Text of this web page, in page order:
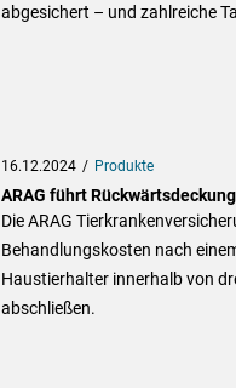
abgesichert – und zahlreiche
16.12.2024 Produkte
ARAG führt
Die ARAG
Behandlungskosten nach
Haustierhalter innerhalb von
abschließen.